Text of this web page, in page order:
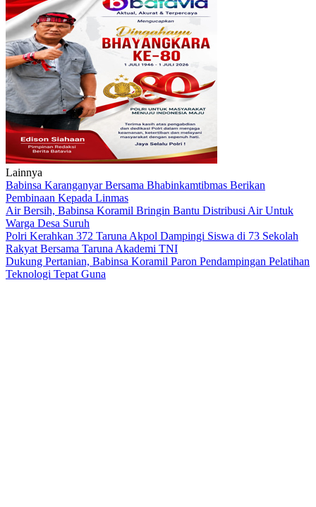
Lainnya
Babinsa Karanganyar Bersama Bhabinkamtibmas Berikan
Pembinaan Kepada Linmas
Air Bersih, Babinsa Koramil Bringin Bantu Distribusi Air Untuk
Warga Desa Suruh
Polri Kerahkan 372 Taruna Akpol Dampingi Siswa di 73 Sekolah
Rakyat Bersama Taruna Akademi TNI
Dukung Pertanian, Babinsa Koramil Paron Pendampingan Pelatihan
Teknologi Tepat Guna